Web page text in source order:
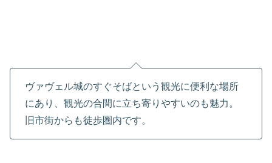
ヴァヴェル城のすぐそばという観光に便利な場所
にあり、観光の合間に立ち寄りやすいのも魅力。
旧市街からも徒歩圏内です。